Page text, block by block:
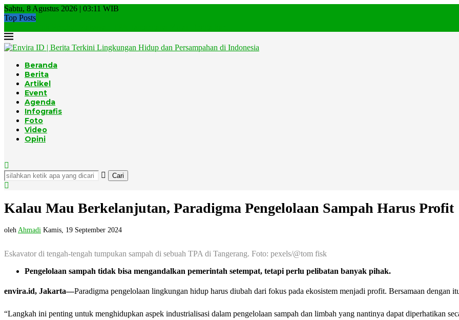
Sabtu, 8 Agustus 2026 | 03:11 WIB
Top Posts
Beranda
Berita
Artikel
Event
Agenda
Infografis
Foto
Video
Opini
Cari
Kalau Mau Berkelanjutan, Paradigma Pengelolaan Sampah Harus Profit
oleh Ahmadi Kamis, 19 September 2024
Eskavator di tengah-tengah tumpukan sampah di sebuah TPA di Tangerang. Foto: pexels/@tom fisk
Pengelolaan sampah tidak bisa mengandalkan pemerintah setempat, tetapi perlu pelibatan banyak pihak.
envira.id, Jakarta—Paradigma pengelolaan lingkungan hidup harus diubah dari fokus pada ekosistem menjadi profit. Bersamaan dengan
“Langkah ini penting untuk menghidupkan aspek industrialisasi dalam pengelolaan sampah dan limbah yang nantinya dapat diperhatikan